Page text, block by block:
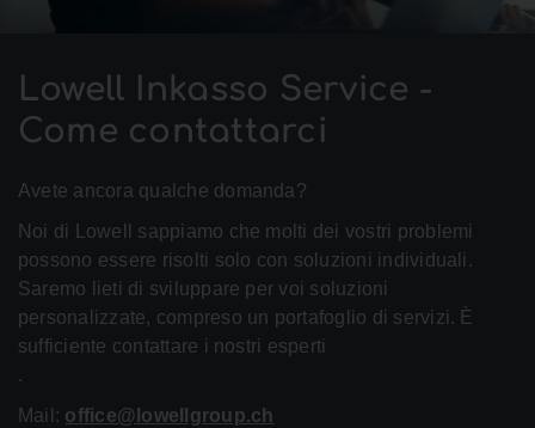
Lowell Inkasso Service -
Come contattarci
Avete ancora qualche domanda?
Noi di Lowell sappiamo che molti dei vostri problemi
possono essere risolti solo con soluzioni individuali.
Saremo lieti di sviluppare per voi soluzioni
personalizzate, compreso un portafoglio di servizi. È
sufficiente contattare i nostri esperti
.
Mail: office@lowellgroup.ch